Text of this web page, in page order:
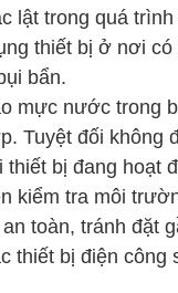
lật trong quá
thiết bị ở nơi có
bẩn.
mực nước trong
Tuyệt đối không
bị đang hoạt
kiểm tra môi
toàn, tránh đặt
thiết bị điện công